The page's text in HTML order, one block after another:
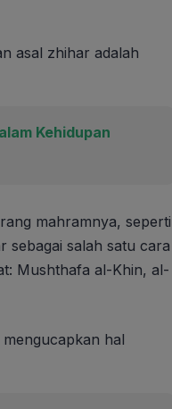
asal zhihar adalah
Kehidupan
mahramnya, seperti
sebagai salah satu cara
Mushthafa al-Khin, al-
hal